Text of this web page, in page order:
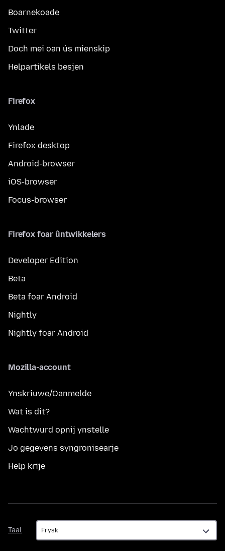
Boarnekoade
Twitter
Doch mei oan ús mienskip
Helpartikels besjen
Firefox
Ynlade
Firefox desktop
Android-browser
iOS-browser
Focus-browser
Firefox foar ûntwikkelers
Developer Edition
Beta
Beta foar Android
Nightly
Nightly foar Android
Mozilla-account
Ynskriuwe/Oanmelde
Wat is dit?
Wachtwurd opnij ynstelle
Jo gegevens syngronisearje
Help krije
Taal
Taal